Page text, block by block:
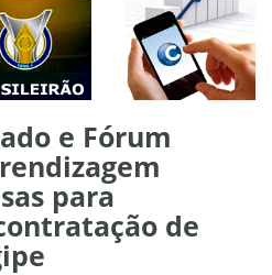
e Fórum
para
de